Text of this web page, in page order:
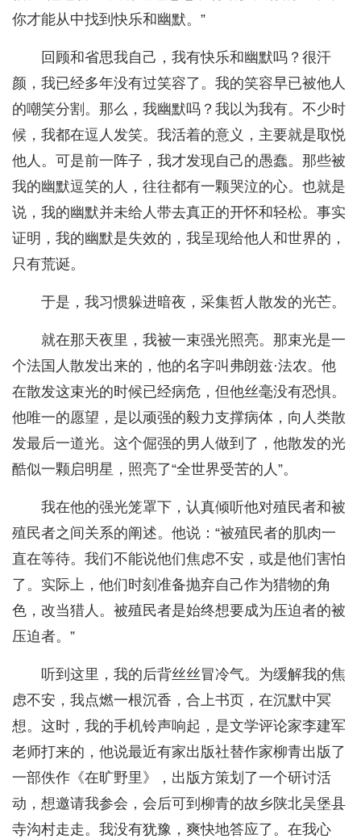
你才能从中找到快乐和幽默。”
回顾和省思我自己，我有快乐和幽默吗？很汗
颜，我已经多年没有过笑容了。我的笑容早已被他人
的嘲笑分割。那么，我幽默吗？我以为我有。不少时
候，我都在逗人发笑。我活着的意义，主要就是取悦
他人。可是前一阵子，我才发现自己的愚蠢。那些被
我的幽默逗笑的人，往往都有一颗哭泣的心。也就是
说，我的幽默并未给人带去真正的开怀和轻松。事实
证明，我的幽默是失效的，我呈现给他人和世界的，
只有荒诞。
于是，我习惯躲进暗夜，采集哲人散发的光芒。
就在那天夜里，我被一束强光照亮。那束光是一
个法国人散发出来的，他的名字叫弗朗兹·法农。他
在散发这束光的时候已经病危，但他丝毫没有恐惧。
他唯一的愿望，是以顽强的毅力支撑病体，向人类散
发最后一道光。这个倔强的男人做到了，他散发的光
酷似一颗启明星，照亮了“全世界受苦的人”。
我在他的强光笼罩下，认真倾听他对殖民者和被
殖民者之间关系的阐述。他说：“被殖民者的肌肉一
直在等待。我们不能说他们焦虑不安，或是他们害怕
了。实际上，他们时刻准备抛弃自己作为猎物的角
色，改当猎人。被殖民者是始终想要成为压迫者的被
压迫者。”
听到这里，我的后背丝丝冒冷气。为缓解我的焦
虑不安，我点燃一根沉香，合上书页，在沉默中冥
想。这时，我的手机铃声响起，是文学评论家李建军
老师打来的，他说最近有家出版社替作家柳青出版了
一部佚作《在旷野里》，出版方策划了一个研讨活
动，想邀请我参会，会后可到柳青的故乡陕北吴堡县
寺沟村走走。我没有犹豫，爽快地答应了。在我心